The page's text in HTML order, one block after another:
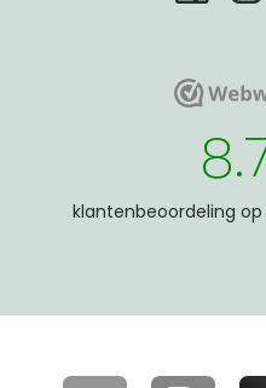
WebwinkelKeur
klantenbeoordeling op